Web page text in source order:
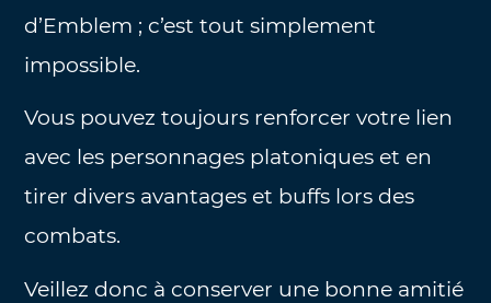
d’Emblem ; c’est tout simplement
impossible.
Vous pouvez toujours renforcer votre lien
avec les personnages platoniques et en
tirer divers avantages et buffs lors des
combats.
Veillez donc à conserver une bonne amitié